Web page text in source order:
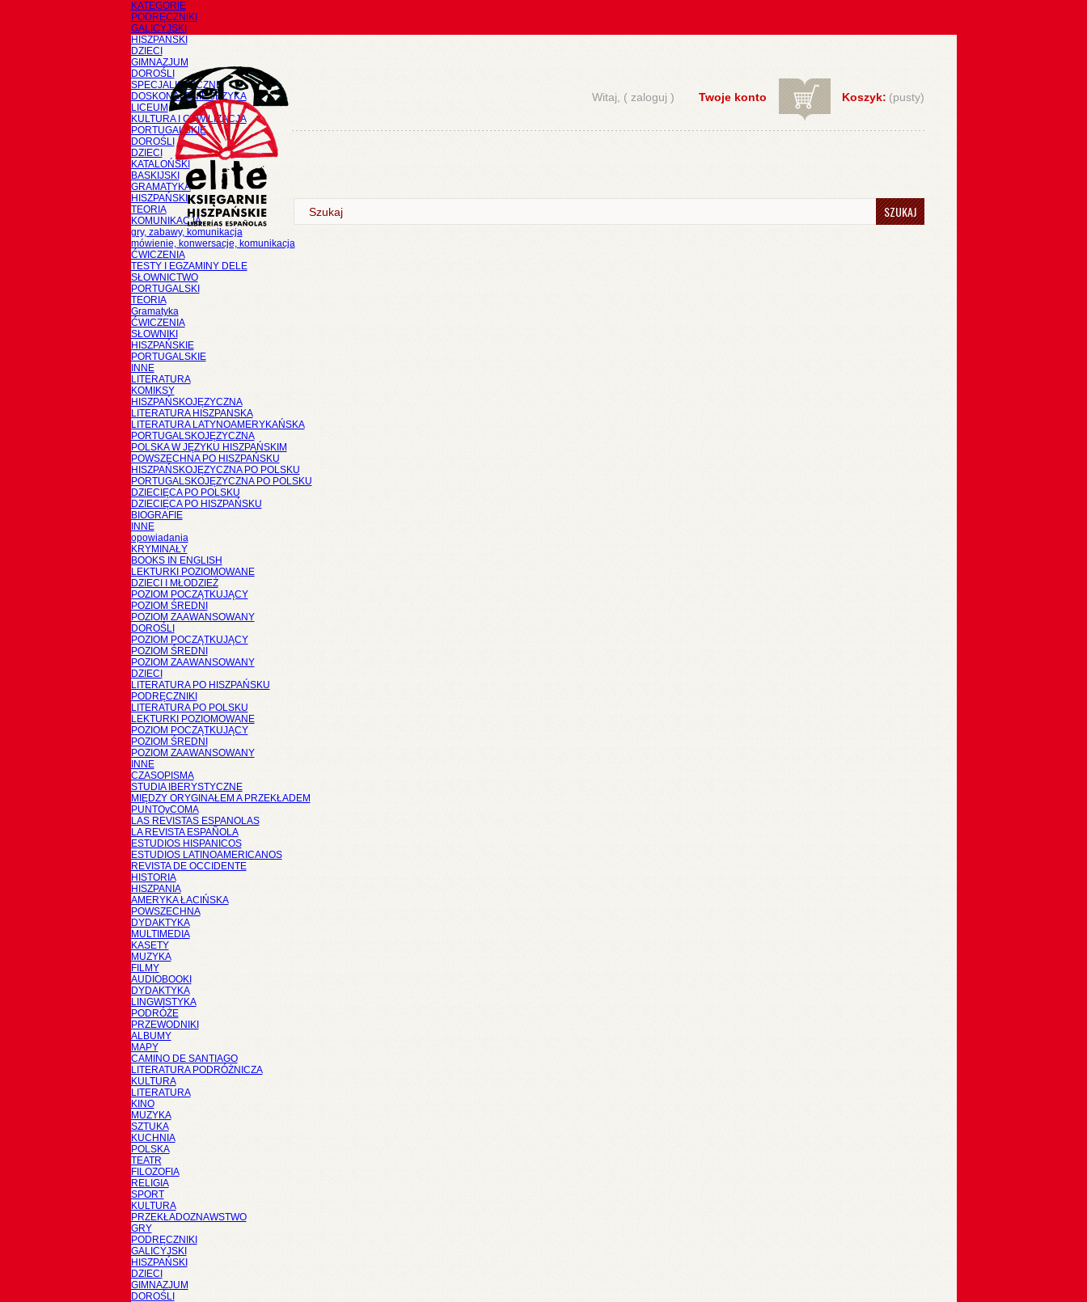
KATEGORIE
PODRĘCZNIKI
GALICYJSKI
HISZPAŃSKI
DZIECI
GIMNAZJUM
DOROŚLI
SPECJALISTYCZNE
DOSKONALENIE JĘZYKA
LICEUM
KULTURA I CYWILIZACJA
PORTUGALSKIE
DOROŚLI
DZIECI
KATALOŃSKI
BASKIJSKI
GRAMATYKA
HISZPAŃSKI
TEORIA
KOMUNIKACJA
gry, zabawy, komunikacja
mówienie, konwersacje, komunikacja
ĆWICZENIA
TESTY I EGZAMINY DELE
SŁOWNICTWO
PORTUGALSKI
TEORIA
Gramatyka
ĆWICZENIA
SŁOWNIKI
HISZPAŃSKIE
PORTUGALSKIE
INNE
LITERATURA
KOMIKSY
HISZPAŃSKOJĘZYCZNA
LITERATURA HISZPANSKA
LITERATURA LATYNOAMERYKAŃSKA
PORTUGALSKOJĘZYCZNA
POLSKA W JĘZYKU HISZPAŃSKIM
POWSZECHNA PO HISZPAŃSKU
HISZPAŃSKOJĘZYCZNA PO POLSKU
PORTUGALSKOJĘZYCZNA PO POLSKU
DZIECIĘCA PO POLSKU
DZIECIĘCA PO HISZPAŃSKU
BIOGRAFIE
INNE
opowiadania
KRYMINAŁY
BOOKS IN ENGLISH
LEKTURKI POZIOMOWANE
DZIECI I MŁODZIEŻ
POZIOM POCZĄTKUJĄCY
POZIOM ŚREDNI
POZIOM ZAAWANSOWANY
DOROŚLI
POZIOM POCZĄTKUJĄCY
POZIOM ŚREDNI
POZIOM ZAAWANSOWANY
DZIECI
LITERATURA PO HISZPAŃSKU
PODRĘCZNIKI
LITERATURA PO POLSKU
LEKTURKI POZIOMOWANE
POZIOM POCZĄTKUJĄCY
POZIOM ŚREDNI
POZIOM ZAAWANSOWANY
INNE
CZASOPISMA
STUDIA IBERYSTYCZNE
MIĘDZY ORYGINAŁEM A PRZEKŁADEM
PUNTOyCOMA
LAS REVISTAS ESPANOLAS
LA REVISTA ESPAÑOLA
ESTUDIOS HISPANICOS
ESTUDIOS LATINOAMERICANOS
REVISTA DE OCCIDENTE
HISTORIA
HISZPANIA
AMERYKA ŁACIŃSKA
POWSZECHNA
DYDAKTYKA
MULTIMEDIA
KASETY
MUZYKA
FILMY
AUDIOBOOKI
DYDAKTYKA
LINGWISTYKA
PODRÓŻE
PRZEWODNIKI
ALBUMY
MAPY
CAMINO DE SANTIAGO
LITERATURA PODRÓŻNICZA
KULTURA
LITERATURA
KINO
MUZYKA
SZTUKA
KUCHNIA
POLSKA
TEATR
FILOZOFIA
RELIGIA
SPORT
KULTURA
PRZEKŁADOZNAWSTWO
GRY
PODRĘCZNIKI
GALICYJSKI
HISZPAŃSKI
DZIECI
GIMNAZJUM
DOROŚLI
Koszyk: (pusty)
Twoje konto
Witaj, ( zaloguj )
SZUKAJ